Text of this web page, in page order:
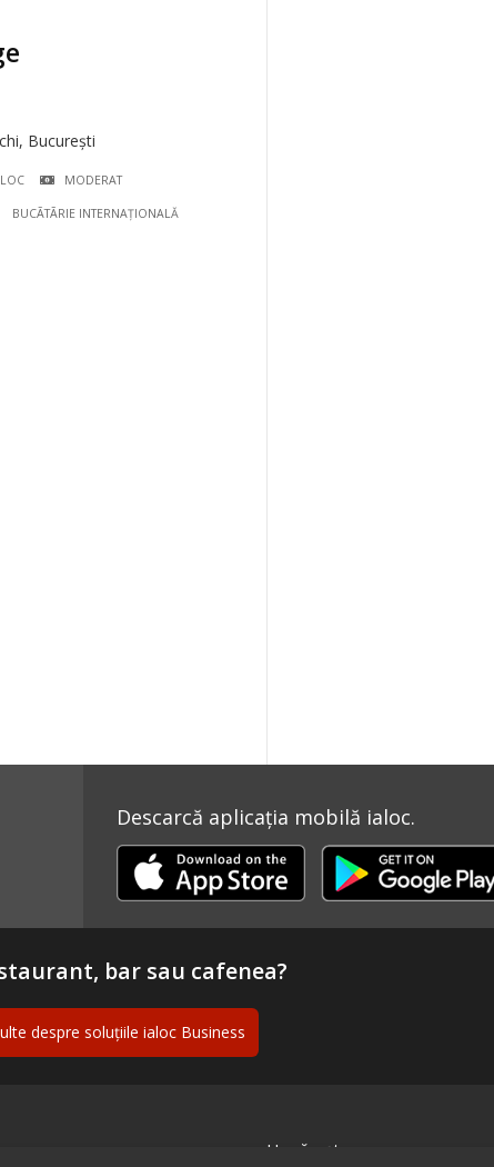
București
MODERAT
BUCÃTÃRIE INTERNAȚIONALĂ
Descarcă aplicația mobilă ialoc.
bar sau cafenea?
despre soluțiile ialoc Business
Urmărește-ne pe